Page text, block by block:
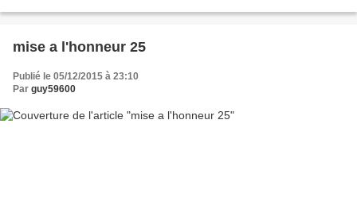
mise a l'honneur 25
Publié le 05/12/2015 à 23:10
Par guy59600